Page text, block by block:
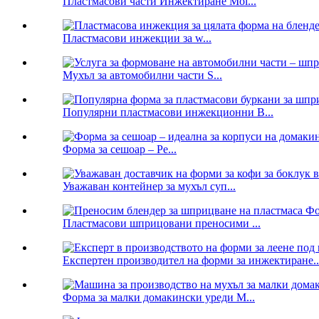
Пластмасови инжекции за w...
Мухъл за автомобилни части S...
Популярни пластмасови инжекционни B...
Форма за сешоар – Pe...
Уважаван контейнер за мухъл суп...
Пластмасови шприцовани преносими ...
Експертен производител на форми за
Форма за малки домакински уреди M...